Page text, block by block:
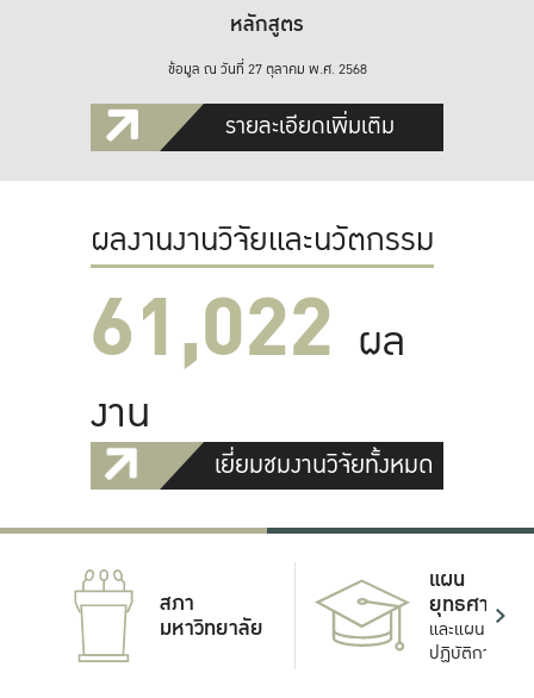
หลักสูตร
ข้อมูล ณ วันที่ 27 ตุลาคม พ.ศ. 2568
รายละเอียดเพิ่มเติม
ผลงานงานวิจัยและนวัตกรรม
61,022 ผล
งาน
เยี่ยมชมงานวิจัยทั้งหมด
สภา
มหาวิทยาลัย
แผน
ยุทธศาสตร์
และแผน
ปฏิบัติการ